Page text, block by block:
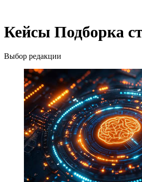
Кейсы Подборка
Выбор редакции